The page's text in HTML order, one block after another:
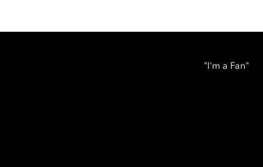
"I'm a Fan"